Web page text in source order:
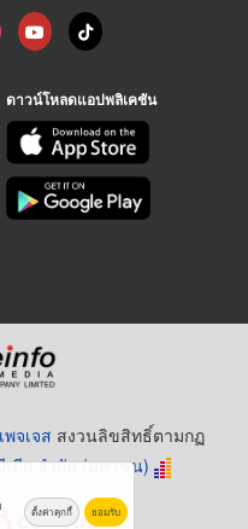
ดาวน์โหลดแอปพลิเคชัน
จเจส สงวนลิขสิทธิ์ตามกฏ
ดีย จำกัด (มหาชน)
ตั้งค่าคุกกี้ ยอมรับ